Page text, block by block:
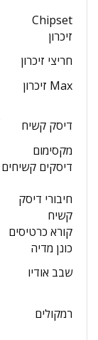
Chipset
זיכרון
חריצי זיכרון
Max זיכרון
דיסק קשיח
מקסימום
דיסקים קשיחים
חיבורי דיסק
קשיח
קורא כרטיסים
כונן מדיה
שבב אודיו
רמקולים